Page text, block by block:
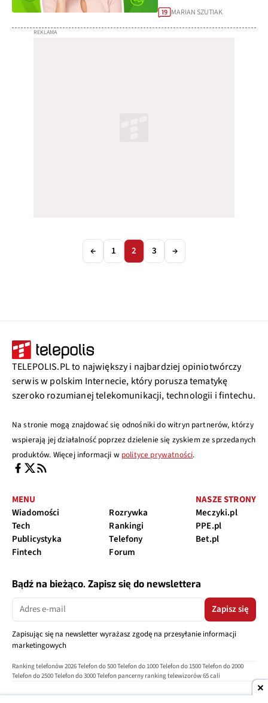
19 MARIAN SZUTIAK
← 1 2 3 →
TELEPOLIS.PL to największy i najbardziej opiniotwórczy
serwis w polskim Internecie, który porusza tematykę
szeroko rozumianej telekomunikacji, technologii i fintechu.
Na stronie mogą znajdować się odnośniki do witryn partnerów, którzy
wspierają jej działalność poprzez dzielenie się zyskiem ze sprzedanych
produktów. Więcej informacji w polityce prywatności.
MENU
Wiadomości
Tech
Publicystyka
Fintech
Rozrywka
Rankingi
Telefony
Forum
NASZE STRONY
Meczyki.pl
PPE.pl
Bet.pl
Bądź na bieżąco. Zapisz się do newslettera
Zapisz się
Zapisując się na newsletter wyrażasz zgodę na przesyłanie informacji
marketingowych
Ranking telefonów 2026Telefon do 500Telefon do 1000Telefon do 1500Telefon do 2000
Telefon do 2500Telefon do 3000Telefon pancerny ranking telewizorów 65 cali